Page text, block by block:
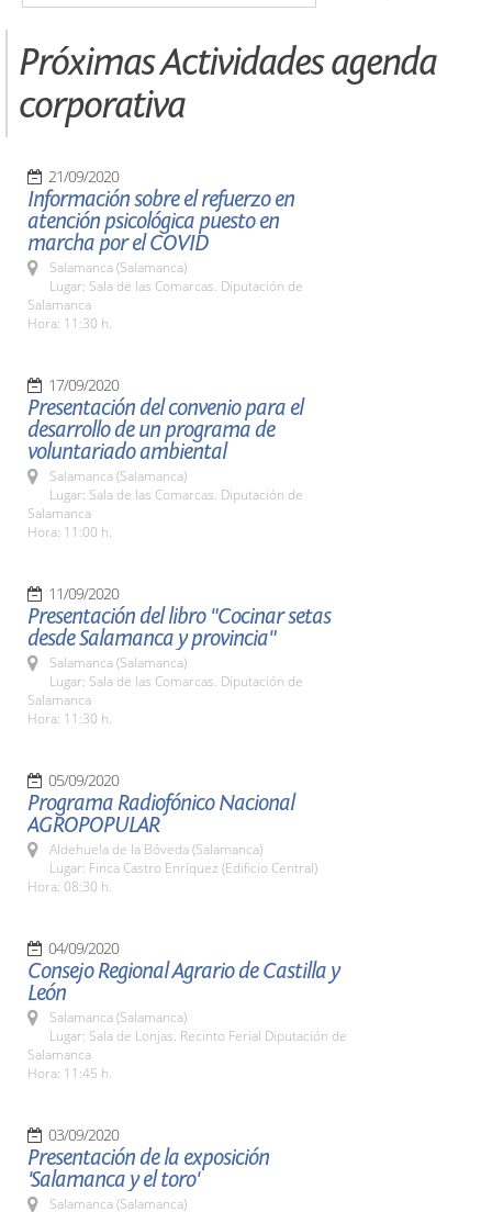
Próximas Actividades agenda
corporativa
21/09/2020
Información sobre el refuerzo en
atención psicológica puesto en
marcha por el COVID
Salamanca (Salamanca)
Lugar: Sala de las Comarcas. Diputación de
Salamanca
Hora: 11:30 h.
17/09/2020
Presentación del convenio para el
desarrollo de un programa de
voluntariado ambiental
Salamanca (Salamanca)
Lugar: Sala de las Comarcas. Diputación de
Salamanca
Hora: 11:00 h.
11/09/2020
Presentación del libro "Cocinar setas
desde Salamanca y provincia"
Salamanca (Salamanca)
Lugar: Sala de las Comarcas. Diputación de
Salamanca
Hora: 11:30 h.
05/09/2020
Programa Radiofónico Nacional
AGROPOPULAR
Aldehuela de la Bóveda (Salamanca)
Lugar: Finca Castro Enríquez (Edificio Central)
Hora: 08:30 h.
04/09/2020
Consejo Regional Agrario de Castilla y
León
Salamanca (Salamanca)
Lugar: Sala de Lonjas. Recinto Ferial Diputación de
Salamanca
Hora: 11:45 h.
03/09/2020
Presentación de la exposición
'Salamanca y el toro'
Salamanca (Salamanca)